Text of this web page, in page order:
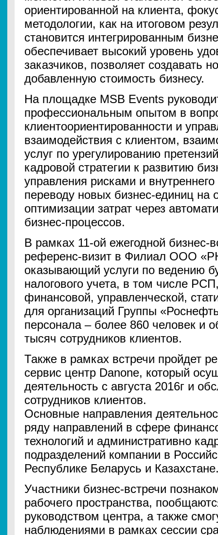
ориентированной на клиента,
методологии, как на итоговом
становится интегрированным
обеспечивает высокий уровень
заказчиков, позволяет создавать
добавленную стоимость бизнесу.
На площадке MSB Events
профессиональным опытом в
клиентоориентированности и
взаимодействия с клиентом,
услуг по урегулированию
кадровой стратегии к развитию
управления рисками и
переводу новых бизнес-единиц
оптимизации затрат через
бизнес-процессов.
В рамках 11-ой ежегодной бизнес-
референс-визит в Филиал ООО
оказывающий услуги по ведению
налогового учета, в том числе
финансовой, управленческой,
для организаций Группы
персонала – более 860 человек и
тысяч сотрудников клиентов.
Также в рамках встречи пройдет
сервис центр Danone, который
деятельность с августа 2016г и
сотрудников клиентов.
Основные направления
ряду направлений в сфере
технологий и административно
подразделений компании в
Республике Беларусь и
Участники бизнес-встречи
рабочего пространства,
руководством центра, а также
наблюдениями в рамках сессии